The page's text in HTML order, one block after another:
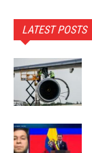
LATEST POSTS